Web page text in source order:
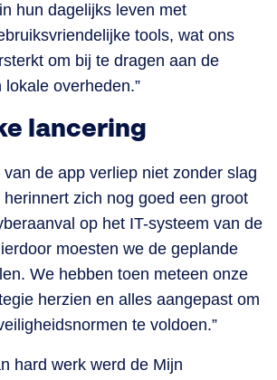
hun dagelijks leven met
tools, wat ons
om bij te dragen aan de
overheden.”
lancering
de app verliep niet zonder slag
zich nog goed een groot
op het IT-systeem van de
moesten we de geplande
We hebben toen meteen onze
herzien en alles aangepast om
te voldoen.”
hard werk werd de Mijn